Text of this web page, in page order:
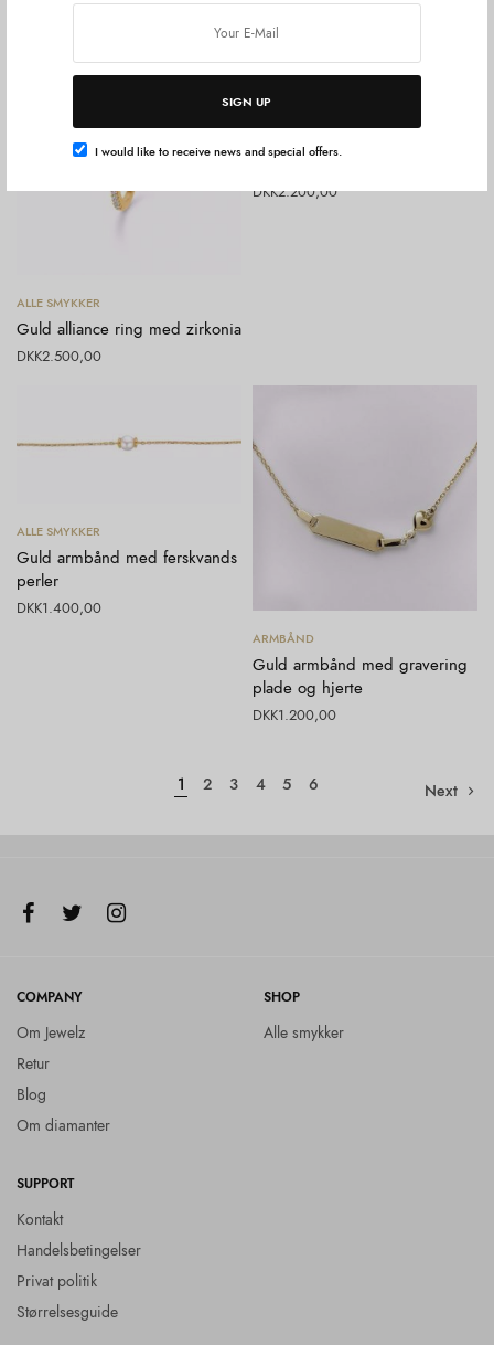
SIGN UP
I would like to receive news and special offers.
Vælg muligheder
ALLE SMYKKER
Guld alliance ring med zirkonia
DKK2.500,00
Guld armbånd 14kt. med
zirkonia
DKK2.200,00
Tilføj til kurv
ALLE SMYKKER
Guld armbånd med ferskvands
perler
DKK1.400,00
ARMBÅND
Guld armbånd med gravering
plade og hjerte
DKK1.200,00
1 2 3 4 5 6 Next
COMPANY
Om Jewelz
Retur
Blog
Om diamanter
SHOP
Alle smykker
SUPPORT
Kontakt
Handelsbetingelser
Privat politik
Størrelsesguide